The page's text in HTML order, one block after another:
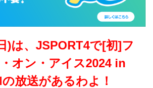
)は、JSPORT4で[初]フ
オン・アイス2024 in
放送があるわよ！